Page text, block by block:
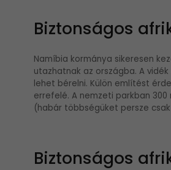
Biztonságos
Namíbia kormánya sikeresen
utazhatnak az országba. A
lehet bérelni. Külön említést
errefelé. A nemzeti parkban
(habár többségüket persze
Biztonságos